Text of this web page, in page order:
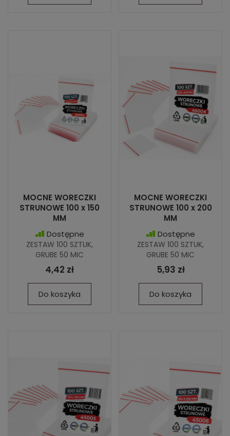
MOCNE WORECZKI
STRUNOWE 100 x 150
MM
Dostępne
ZESTAW 100 SZTUK,
GRUBE 50 MIC
4,42 zł
Do koszyka
MOCNE WORECZKI
STRUNOWE 100 x 200
MM
Dostępne
ZESTAW 100 SZTUK,
GRUBE 50 MIC
5,93 zł
Do koszyka